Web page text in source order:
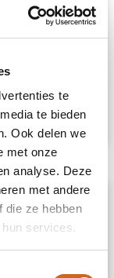
te
te bieden
Ook delen we
met onze
analyse. Deze
met andere
die ze hebben
services.
advies